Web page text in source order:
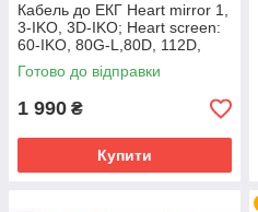
Кабель до ЕКГ Heart mirror 1,
3-IKO, 3D-IKO; Heart screen:
60-IKO, 80G-L,80D, 112D,
INNOMED
Готово до відправки
1 990 ₴
Купити